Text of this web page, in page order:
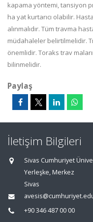
kapama yöntemi, tansiyon
ha yat kurtarıcı olabilir.
alınmalıdır. Tüm travma
müdahaleler belirtilmelidir.
önemlidir. Toraks trav
bilinmelidir.
Paylaş
İletişim Bilgileri
Sivas Cumhuriyet
Yerleşke, Merkez
Sivas
+90 346 487 00 00